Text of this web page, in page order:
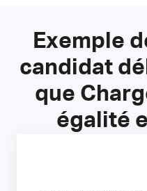
Exemple
candidat
que
égalité